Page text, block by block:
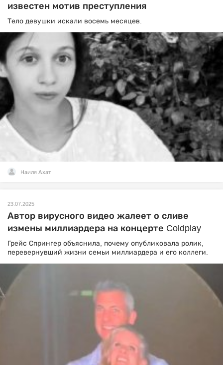
известен мотив преступления
Тело девушки искали восемь месяцев.
Наиля Ахат
23.07.2025
Автор вирусного видео жалеет о сливе
измены миллиардера на концерте Coldplay
Грейс Спрингер объяснила, почему опубликовала ролик,
перевернувший жизни семьи миллиардера и его коллеги.